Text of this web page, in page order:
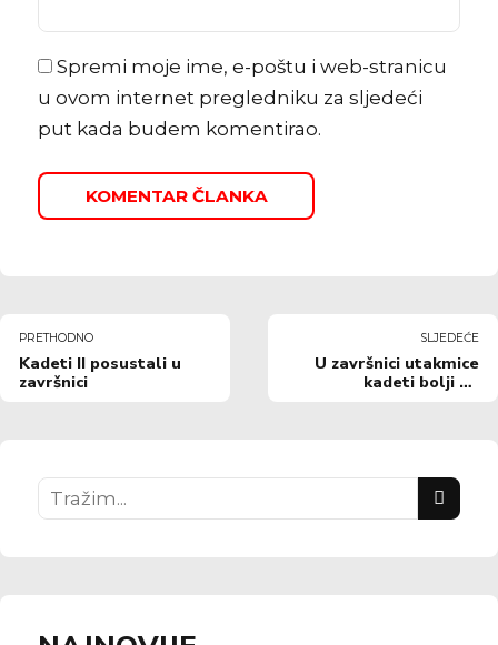
Spremi moje ime, e-poštu i web-stranicu
u ovom internet pregledniku za sljedeći
put kada budem komentirao.
KOMENTAR ČLANKA
PRETHODNO
Kadeti II posustali u
završnici
SLJEDEĆE
U završnici utakmice
kadeti bolji od